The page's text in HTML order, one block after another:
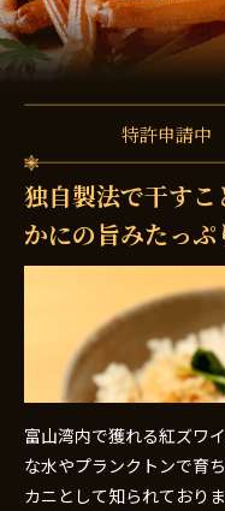
特許申請中
独自製法で干す
かにの旨みたっ
富山湾内で獲れる紅ズワ
な水やプランクトンで育
カニとして知られておりま